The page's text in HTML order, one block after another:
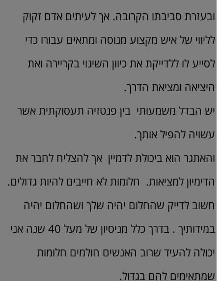
ובעזרת סביבתו הקרובה. אך לעיתים אדם זקוק
לליווי של איש מקצוע מנוסה ומתאים עבורו כדי
לסייע לו ללדייקת את כיוון השינוי בקריירה ואת
היציאה ומציאת הדרך.
יש הבדל משמעותי בין פנטזיה תעסוקתית אשר
עשויה להפיל אותך.
והאתגר הוא ביכולת לדמיין אך להצליח לחבר את
הדימיון למציאות. חלומות לא חייבים להיות גדולים.
חשוב לדייק שהחלום יהיה שלך ושהחלום יהיה
במידותיך . בדרך כלל מניסיון של מעל 40 שנה אני
יכולה להעיד שרוב האנשים חולמים חלומות
שמתאימים להם בגדול.